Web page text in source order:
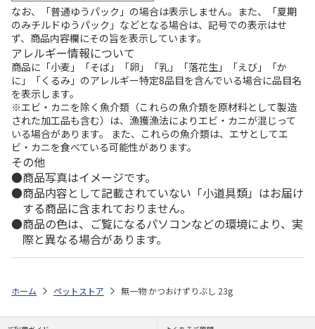
なお、「普通ゆうパック」の場合は表示しません。また、「夏期
のみチルドゆうパック」などとなる場合は、記号での表示はせ
ず、商品内容欄にその旨を表示しています。
アレルギー情報について
商品に「小麦」「そば」「卵」「乳」「落花生」「えび」「か
に」「くるみ」のアレルギー特定8品目を含んでいる場合に品目名
を表示します。
※エビ・カニを除く魚介類（これらの魚介類を原材料として製造
された加工品も含む）は、漁獲漁法によりエビ・カニが混じって
いる場合があります。 また、これらの魚介類は、エサとしてエ
ビ・カニを食べている可能性があります。
その他
商品写真はイメージです。
商品内容として記載されていない「小道具類」はお届け
する商品に含まれておりません。
商品の色は、ご覧になるパソコンなどの環境により、実
際と異なる場合があります。
ホーム ペットストア 無一物 かつおけずりぶし 23g